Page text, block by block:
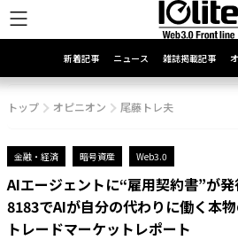
新着記事 ニュース 雑誌掲載記事
トップ オピニオン 尾藤トレ夫
金融・経済 暗号資産 Web3.0
AIエージェントに“雇用契約書”が
8183でAIが自分の代わりに働く本
トレードマーケットレポート